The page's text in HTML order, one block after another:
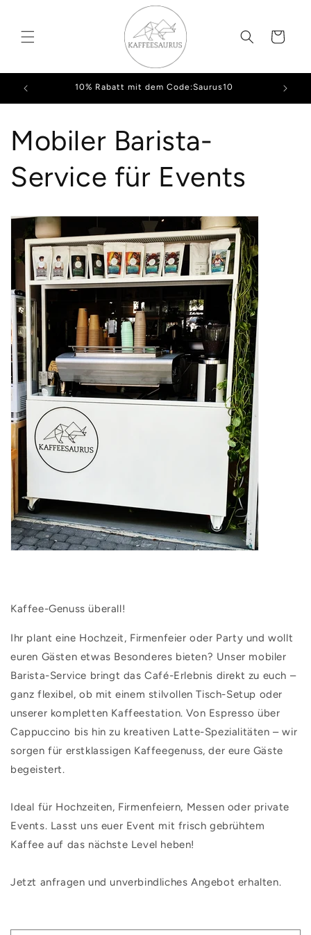
Inhalt
Warenkorb
10% Rabatt mit dem Code:Saurus10
Mobiler Barista-
Service für Events
Kaffee-Genuss überall!
Ihr plant eine Hochzeit, Firmenfeier oder Party und wollt
euren Gästen etwas Besonderes bieten? Unser mobiler
Barista-Service bringt das Café-Erlebnis direkt zu euch –
ganz flexibel, ob mit einem stilvollen Tisch-Setup oder
unserer kompletten Kaffeestation. Von Espresso über
Cappuccino bis hin zu kreativen Latte-Spezialitäten – wir
sorgen für erstklassigen Kaffeegenuss, der eure Gäste
begeistert.
Ideal für Hochzeiten, Firmenfeiern, Messen oder private
Events. Lasst uns euer Event mit frisch gebrühtem
Kaffee auf das nächste Level heben!
Jetzt anfragen und unverbindliches Angebot erhalten.